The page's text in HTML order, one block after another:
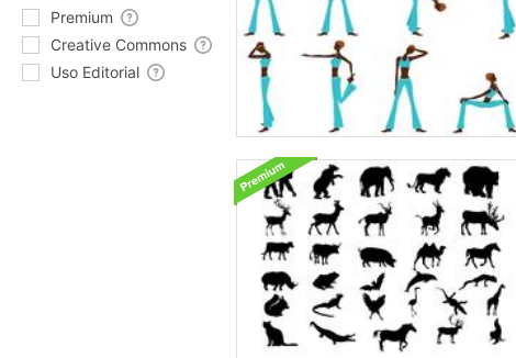
Premium
Creative Commons
Uso Editorial